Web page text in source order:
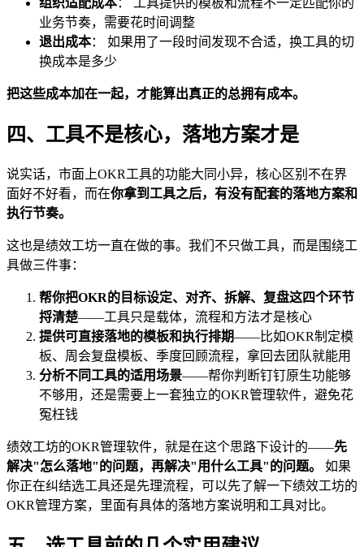
组织适配成本： 工具提供的模板和流程不一定匹配你的
业务节奏，需要花时间调整
退出成本： 如果用了一段时间发现不合适，换工具的切
换成本是多少
把这些成本加在一起，才能算出真正的总拥有成本。
四、工具不是核心，落地方案才是
说实话，市面上OKR工具的功能大同小异，核心区别不在界
面好不好看，而在你拿到工具之后，有没有配套的落地方案和
执行节奏。
这也是绩效工坊一直在做的事。我们不只做工具，而是围绕工
具做三件事：
帮你把OKR的目标设定、对齐、拆解、复盘这四个环节
捋清楚——工具只是载体，流程和方法才是核心
提供可直接落地的模板和执行排期——比如OKR制定模
板、周会复盘模板、季度回顾流程，拿回去团队就能用
分析不同工具的适用场景——帮你判断钉钉原生功能够
不够用，还是需要上一套独立的OKR管理软件，避免花
冤枉钱
绩效工坊的OKR管理软件，就是在这个思路下设计的——先
解决"怎么落地"的问题，再解决"用什么工具"的问题。
如果
你正在纠结选工具还是先理流程，可以先了解一下绩效工坊的
OKR管理方案，里面有具体的落地方案说明和工具对比。